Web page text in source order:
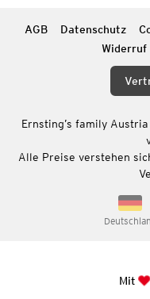
AGB Datenschutz
Widerruf
Ernsting’s family
Alle Preise verstehen
Mit